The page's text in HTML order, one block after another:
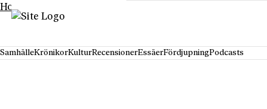
Hoppa till innehåll
SamhälleKrönikorKulturRecensionerEssäerFördjupningPodcasts